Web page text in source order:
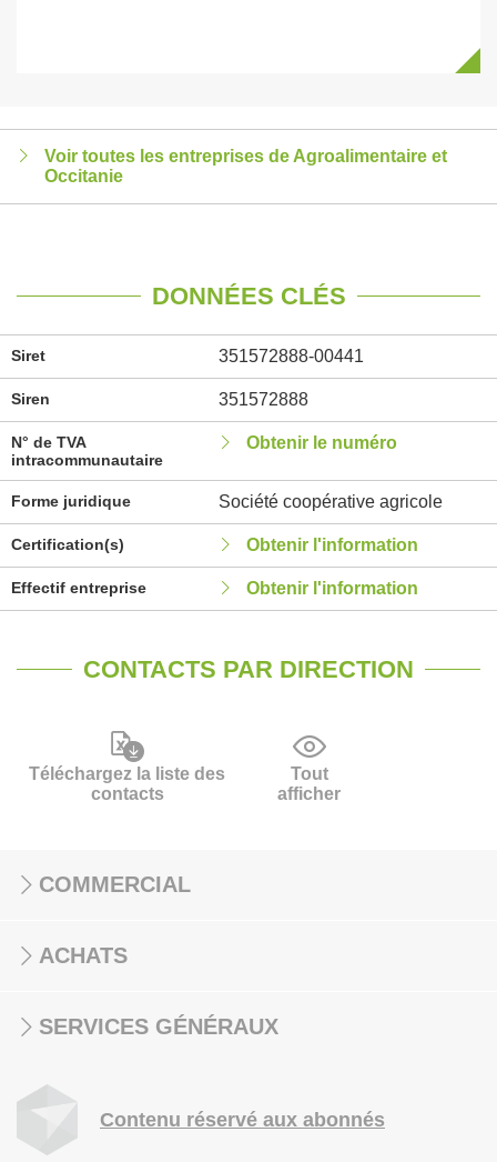
Voir toutes les entreprises de Agroalimentaire et
Occitanie
DONNÉES CLÉS
Siret 351572888-00441
Siren 351572888
N° de TVA
intracommunautaire
Obtenir le numéro
Forme juridique Société coopérative agricole
Certification(s) Obtenir l'information
Effectif entreprise Obtenir l'information
CONTACTS PAR DIRECTION
Téléchargez la liste des
contacts
Tout
afficher
COMMERCIAL
ACHATS
SERVICES GÉNÉRAUX
Contenu réservé aux abonnés